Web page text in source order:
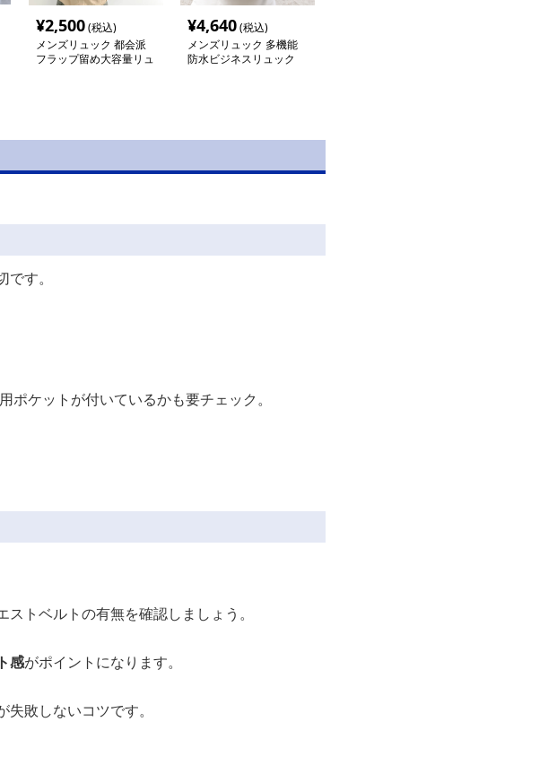
¥2,500(税込)
メンズリュック 都会派
フラップ留め大容量リュ
¥4,640(税込)
メンズリュック 多機能
防水ビジネスリュック
す。
ケットが付いているかも要チェック。
トベルトの有無を確認しましょう。
感がポイントになります。
敗しないコツです。